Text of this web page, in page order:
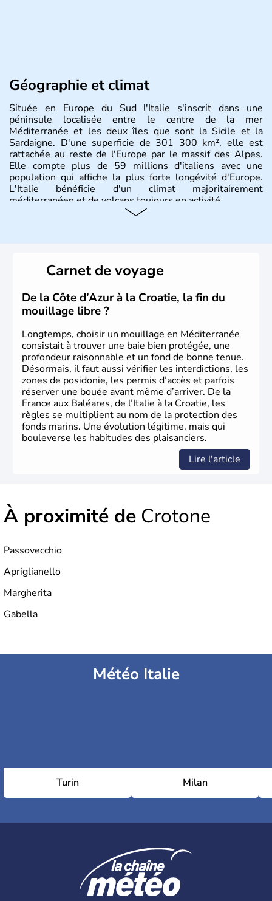
Géographie et climat
Située en Europe du Sud l'Italie s'inscrit dans une
péninsule localisée entre le centre de la mer
Méditerranée et les deux îles que sont la Sicile et la
Sardaigne. D'une superficie de 301 300 km², elle est
rattachée au reste de l'Europe par le massif des Alpes.
Elle compte plus de 59 millions d'italiens avec une
population qui affiche la plus forte longévité d'Europe.
L'Italie bénéficie d'un climat majoritairement
méditerranéen et de volcans toujours en activité.
avant J.C. A la suite d'invasions barbares, l'Empire Romain
d'Occident s'effondre au Vème siècle. Le royaume d'Italie
est proclamé en 1861, Rome est annexée en 1870 et
devient sa capitale officielle. Il faudra attendre 1946 pour
qu'un référendum mette fin à la loyauté contraignant à
l'exile la famille royale. La république italienne est alors
proclamée.
Carnet de voyage
De la Côte d’Azur à la Croatie, la fin du
mouillage libre ?
Longtemps, choisir un mouillage en Méditerranée
consistait à trouver une baie bien protégée, une
profondeur raisonnable et un fond de bonne tenue.
Désormais, il faut aussi vérifier les interdictions, les
zones de posidonie, les permis d’accès et parfois
réserver une bouée avant même d’arriver. De la
France aux Baléares, de l’Italie à la Croatie, les
règles se multiplient au nom de la protection des
fonds marins. Une évolution légitime, mais qui
bouleverse les habitudes des plaisanciers.
Lire l'article
À proximité de Crotone
Passovecchio
Apriglianello
Margherita
Gabella
Météo Italie
Turin Milan